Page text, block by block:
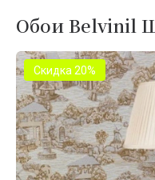
Обои Belvinil
Скидка 20%